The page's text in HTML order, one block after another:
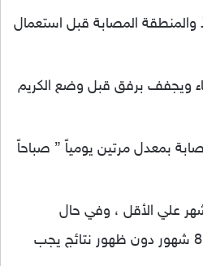
والمنطقة المصابة قبل استعمال
ويجفف برفق قبل وضع الكريم
بمعدل مرتين يومياً ” صباحاً
علي الأقل ، وفي حال
استعمال الكريم لمدة 8 شهور دون ظهور نتائج يجب